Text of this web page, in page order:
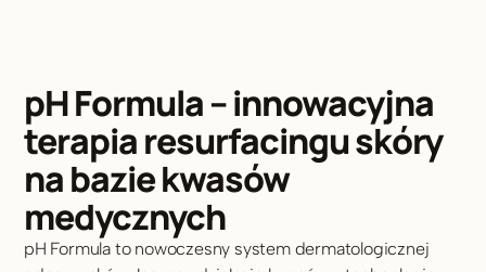
pH Formula – innowacyjna
terapia resurfacingu skóry
na bazie kwasów
medycznych
pH Formula to nowoczesny system dermatologicznej